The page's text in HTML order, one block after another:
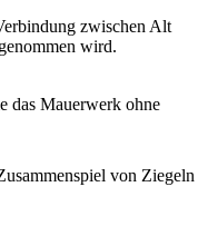
zwischen Alt
wird.
das Mauerwerk ohne
von Ziegeln